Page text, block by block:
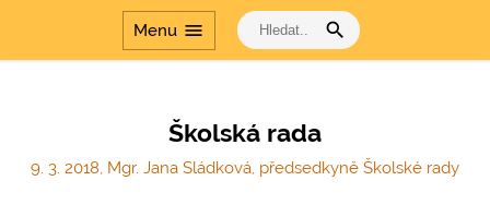
Menu menu search
Cesta dějinami a Cesta
dějinami - období
Školská rada
9. 3. 2018, Mgr. Jana Sládková, předsedkyně Školské rady